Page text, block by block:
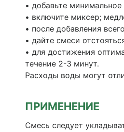
• добавьте
• включите миксер;
• после добавления
• дайте смеси
• для достижения
течение 2-3 минут.
Расходы воды могут
ПРИМЕНЕНИЕ
Смесь следует